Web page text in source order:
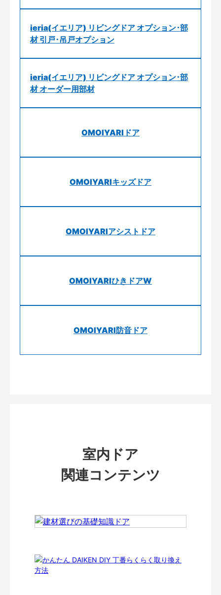
ieria(イエリア) リビングドア オプション･部
材 引戸･吊戸オプション
ieria(イエリア) リビングドア オプション･部
材 オーダー用部材
OMOIYARIドア
OMOIYARIキッズドア
OMOIYARIアシストドア
OMOIYARIひきドアW
OMOIYARI防音ドア
室内ドア
関連コンテンツ